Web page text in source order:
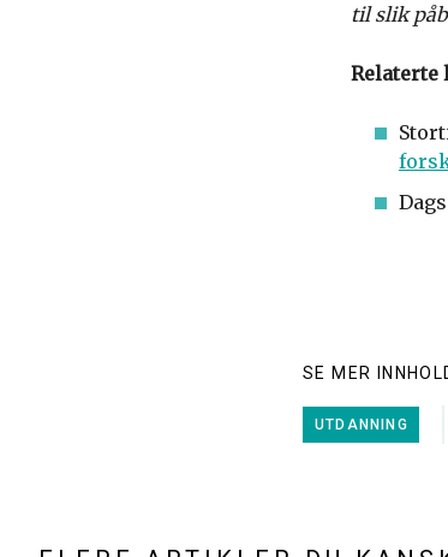
til slik
Relaterte
SE MER
UTDANNING